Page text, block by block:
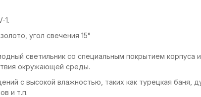
1.
угол свечения 15°
светильник со специальным покрытием корпуса
окружающей среды.
с высокой влажностью, таких как турецкая баня,
и т.п.